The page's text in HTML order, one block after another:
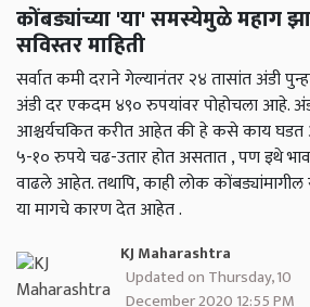
कोंबड्यांच्या 'या' समस्येमुळे महाग
सविस्तर माहिती
सर्वात कमी दराने गेल्यानंतर २४ तासांत अंडी
अंडी दर एकदम ४९० रुपयांवर पोहोचला आहे.
आश्चर्यचकित करीत आहेत की हे कसे काय घडत
५-१० रुपये चढ-उतार होत असतात , पण इथे
वाढले आहेत. तथापि, काही लोक
या मागचे कारण देत आहेत .
KJ Maharashtra
Updated on Thursday, 10
December 2020 12:55 PM